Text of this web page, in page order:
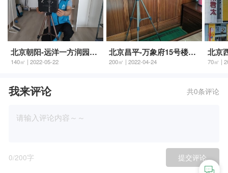
北京朝阳-远洋一方润园小区
140㎡ | 2022-05-22
北京昌平-万象府15号楼3单元
200㎡ | 2022-04-24
北京
70㎡ |
我来评论 共0条评论
0/200字 提交评论